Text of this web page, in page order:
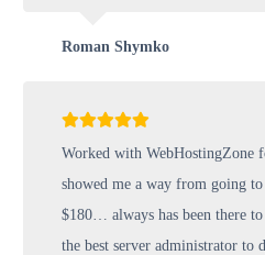
Roman Shymko
Worked with WebHostingZone
showed me a way from going
$180… always has been there
the best server administrator to